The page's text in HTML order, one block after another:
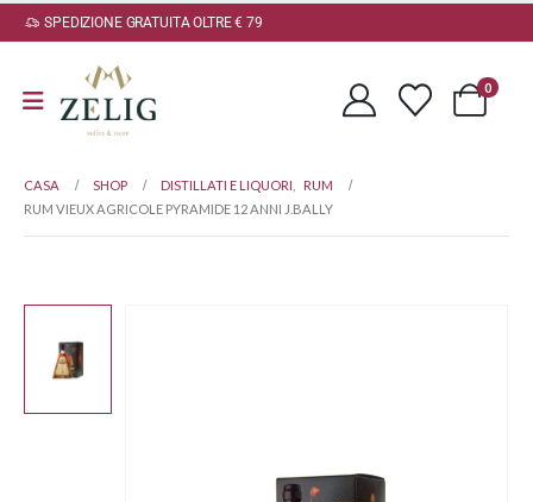
SPEDIZIONE GRATUITA OLTRE € 79
0
CASA SHOP DISTILLATI E LIQUORI
RUM
RUM VIEUX AGRICOLE PYRAMIDE 12 ANNI J.BALLY